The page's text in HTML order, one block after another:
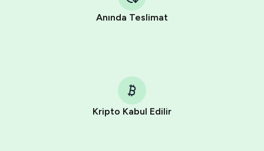
Anında Teslimat
Kripto Kabul Edilir